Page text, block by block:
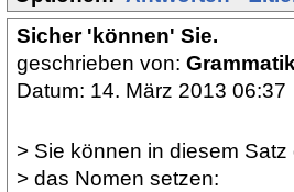
Sicher 'können' Sie.
geschrieben von:
Datum: 14. März 2013 06:37
> Sie können in diesem
> das Nomen setzen: